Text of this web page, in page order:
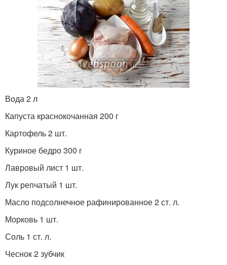
Вода 2 л
Капуста краснокочанная 200 г
Картофель 2 шт.
Куриное бедро 300 г
Лавровый лист 1 шт.
Лук репчатый 1 шт.
Масло подсолнечное рафинированное 2 ст. л.
Морковь 1 шт.
Соль 1 ст. л.
Чеснок 2 зубчик